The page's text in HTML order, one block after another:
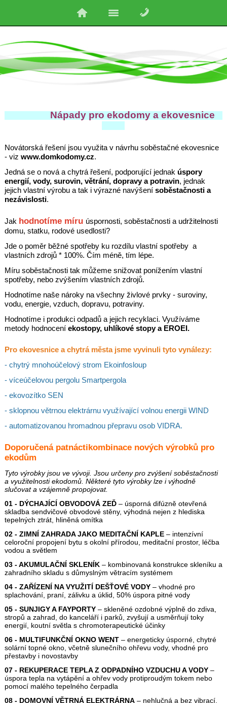
Nápady pro ekodomy a ekovesnice
Novátorská řešení jsou využita v návrhu soběstačné ekovesnice
- viz www.domkodomy.cz.
Jedná se o nová a chytrá řešení, podporující jednak úspory
energií, vody, surovin, větrání, dopravy a potravin, jednak
jejich vlastní výrobu a tak i výrazné navýšení soběstačnosti a
nezávislosti.
Jak hodnotíme míru úspornosti, soběstačnosti a udržitelnosti
domu, statku, rodové usedlosti?
Jde o poměr běžné spotřeby ku rozdílu vlastní spotřeby a
vlastních zdrojů * 100%. Čím méně, tím lépe.
Míru soběstačnosti tak můžeme snižovat ponížením vlastní
spotřeby, nebo zvýšením vlastních zdrojů.
Hodnotíme naše nároky na všechny živlové prvky - suroviny,
vodu, energie, vzduch, dopravu, potraviny.
Hodnotíme i produkci odpadů a jejich recyklaci. Využíváme
metody hodnocení ekostopy, uhlíkové stopy a EROEI.
Pro ekovesnice a chytrá města jsme vyvinuli tyto vynálezy:
- chytrý mnohoúčelový strom Ekoinfosloup
- víceúčelovou pergolu Smartpergola
- ekovozítko SEN
- sklopnou větrnou elektrárnu využívající volnou energii WIND
- automatizovanou hromadnou přepravu osob VIDRA.
Doporučená patnáctikombinace nových výrobků pro
ekodům
Tyto výrobky jsou ve vývoji. Jsou určeny pro zvýšení soběstačnosti
a využitelnosti ekodomů. Některé tyto výrobky lze i výhodně
slučovat a vzájemně propojovat.
01 - DÝCHAJÍCÍ OBVODOVÁ ZEĎ– úsporná difúzně otevřená
skladba sendvičové obvodové stěny, výhodná nejen z hlediska
tepelných ztrát, hliněná omítka
02 - ZIMNÍ ZAHRADA JAKO MEDITAČNÍ KAPLE– intenzívní
celoroční propojení bytu s okolní přírodou, meditační prostor, léčba
vodou a světlem
03 - AKUMULAČNÍ SKLENÍK– kombinovaná konstrukce skleníku a
zahradního skladu s důmyslným větracím systémem
04 - ZAŘÍZENÍ NA VYUŽITÍ DEŠŤOVÉ VODY– vhodné pro
splachování, praní, zálivku a úklid, 50% úspora pitné vody
05 - SUNJIGY A FAYPORTY– skleněné ozdobné výplně do zdiva,
stropů a zahrad, do kanceláří i parků, zvyšují a usměrňují toky
energií, koutní světla s chromoterapeutické účinky
06 - MULTIFUNKČNÍ OKNO WENT– energeticky úsporné, chytré
solární topné okno, včetně slunečního ohřevu vody, vhodné pro
přestavby i novostavby
07 - REKUPERACE TEPLA Z ODPADNÍHO VZDUCHU A VODY–
úspora tepla na vytápění a ohřev vody protiproudým tokem nebo
pomocí malého tepelného čerpadla
08 - DOMOVNÍ VĚTRNÁ ELEKTRÁRNA– nehlučná a bez vibrací,